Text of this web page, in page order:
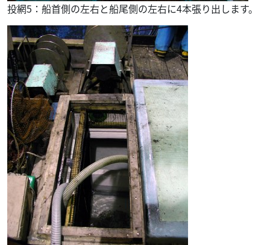
投網5：船首側の左右と船尾側の左右に4本張り出します。